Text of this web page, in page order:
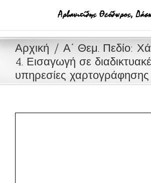
Αρχική
Α΄ Θεμ. Πεδίο:
4. Εισαγωγή σε
υπηρεσίες χαρτογράφησης